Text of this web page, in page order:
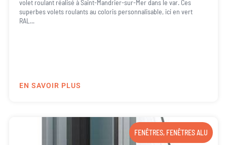
volet roulant réalisé à Saint-Mandrier-sur-Mer dans le var. Ces
superbes volets roulants au coloris personnalisable, ici en vert
RAL...
EN SAVOIR PLUS
FENÊTRES, FENÊTRES ALU